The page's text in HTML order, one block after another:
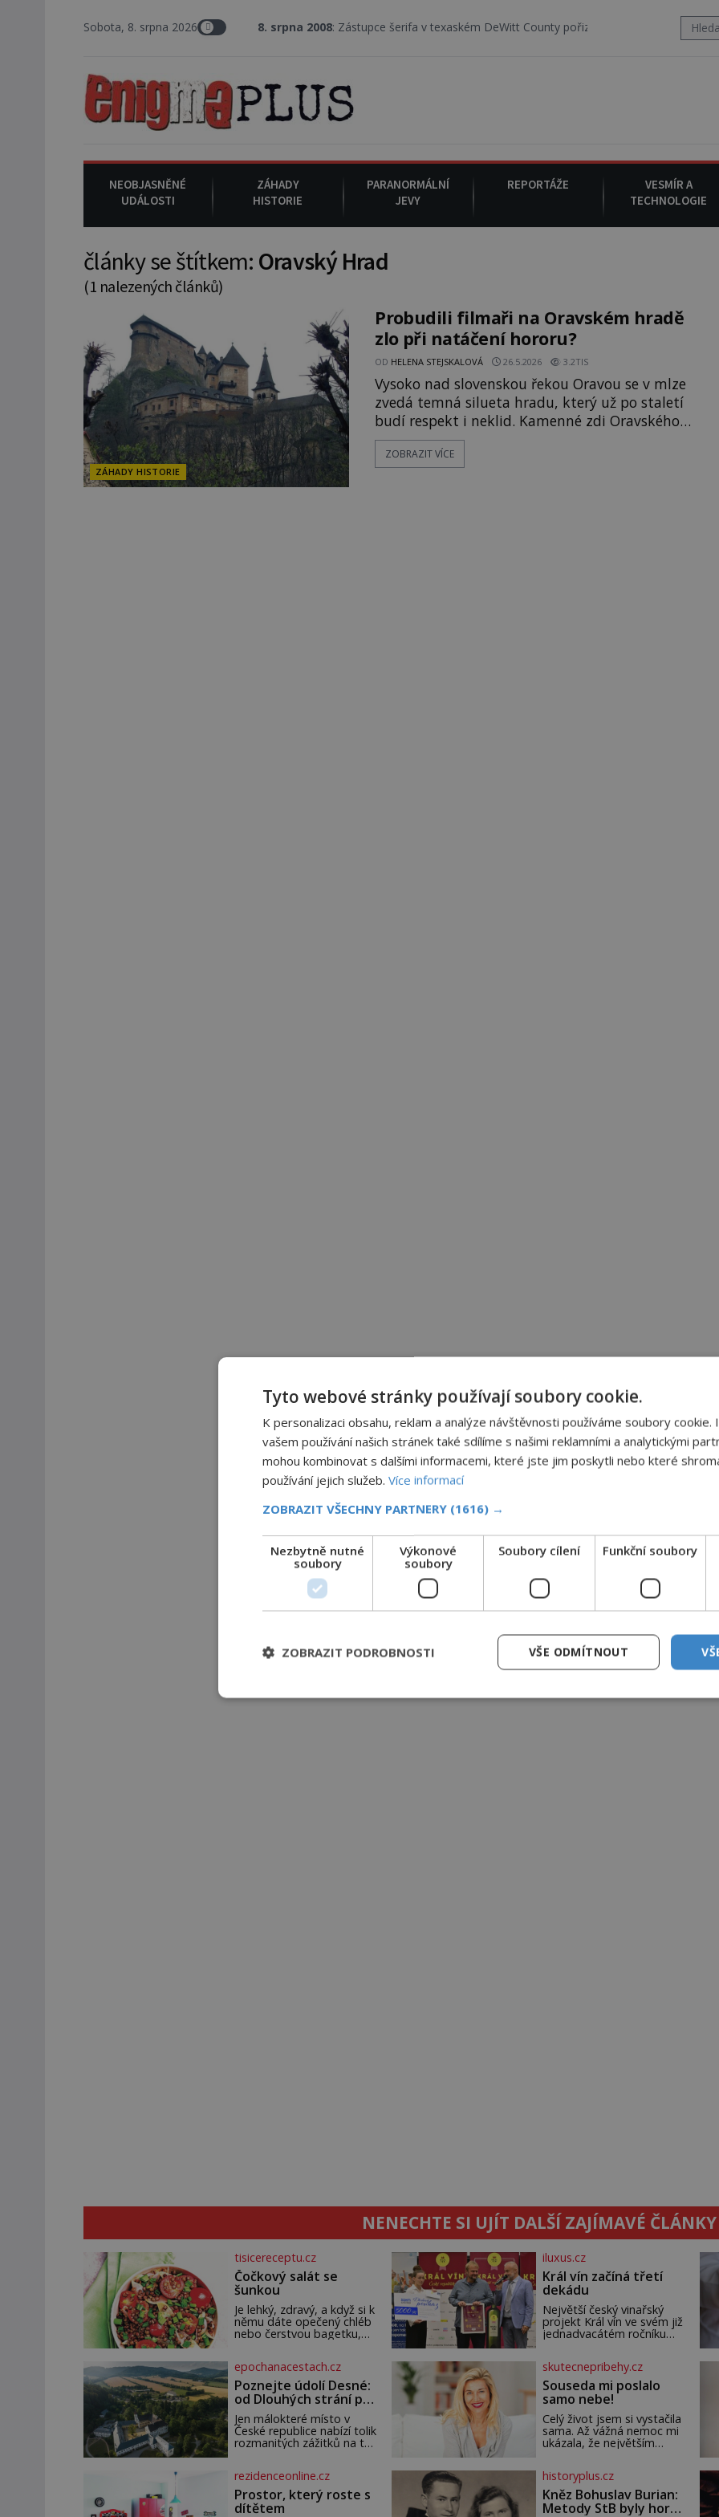
Sobota, 8. srpna 2026 8. srpna 2008: Zástupce šerifa v texaském DeWitt County pořizuje video, na kterém před jeho
NEOBJASNĚNÉ
UDÁLOSTI
ZÁHADY
HISTORIE
PARANORMÁLNÍ
JEVY
REPORTÁŽE
VESMÍR A
TECHNOLOGIE
články se štítkem: Oravský Hrad
(1 nalezených článků)
ZÁHADY HISTORIE
Probudili filmaři na Oravském hradě
zlo při natáčení hororu?
OD HELENA STEJSKALOVÁ 26.5.2026 3.2TIS
Vysoko nad slovenskou řekou Oravou se v mlze
zvedá temná silueta hradu, který už po staletí
budí respekt i neklid. Kamenné zdi Oravského
hradu pamatují války, požáry i smrt mocných
šlechticů. Jenže právě tady se ve 20. letech
ZOBRAZIT VÍCE
NENECHTE SI UJÍT DALŠÍ ZAJÍMAVÉ ČLÁNKY
tisicereceptu.cz
Čočkový salát se
šunkou
Je lehký, zdravý, a když si k
němu dáte opečený chléb
nebo čerstvou bagetku,
oblíbené čočky 150 g
cherry rajčátek 1 velká
červená cibule 2 lžíce
iluxus.cz
Král vín začíná třetí
dekádu
Největší český vinařský
projekt Král vín ve svém již
jednadvacátém ročníku
porota z celkem 1260
vzorků od 157 vinařů. Král
vín, který se – i pře
epochanacestach.cz
Poznejte údolí Desné:
od Dlouhých strání po
termální prameny
Jen málokteré místo v
České republice nabízí tolik
rozmanitých zážitků na tak
Jeseníků. Během jediného
dne můžete nahlédnout
do útrob jedné z
skutecnepribehy.cz
Souseda mi poslalo
samo nebe!
Celý život jsem si vystačila
sama. Až vážná nemoc mi
ukázala, že největším
který je ochotný podat
pomocnou ruku. Vždycky
jsem byla spíš samotářka.
rezidenceonline.cz
Prostor, který roste s
dítětem
historyplus.cz
Kněz Bohuslav Burian:
Metody StB byly horší
Tyto webové stránky používají soubory cookie.
K personalizaci obsahu, reklam a analýze návštěvnosti používáme soubory cookie.
vašem používání našich stránek také sdílíme s našimi reklamními a analytickými
mohou kombinovat s dalšími informacemi, které jste jim poskytli nebo které
používání jejich služeb. Více informací
ZOBRAZIT VŠECHNY PARTNERY (1616) →
Nezbytně nutné
soubory
Výkonové
soubory
Soubory cílení Funkční soubory
VŠE ODMÍTNOUT
ZOBRAZIT PODROBNOSTI